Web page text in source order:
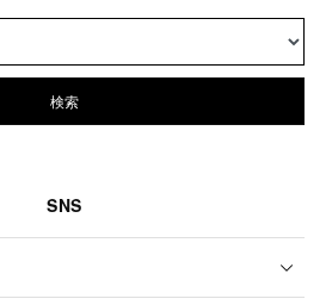
検索
SNS